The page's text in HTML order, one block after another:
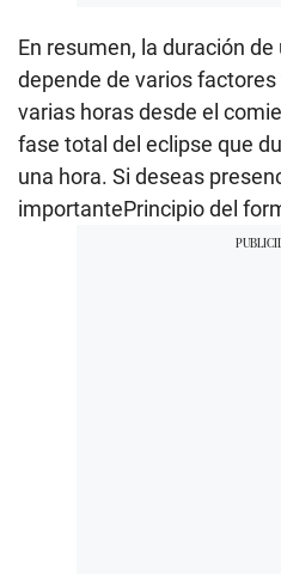
En resumen, la duración de
depende de varios
varias horas desde el
fase total del eclipse que
una hora. Si deseas
importantePrincipio del